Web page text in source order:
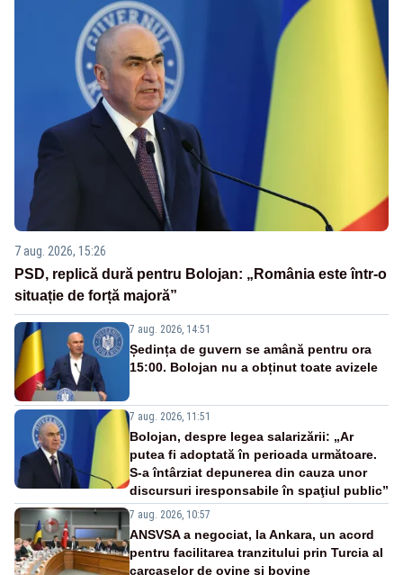
7 aug. 2026, 15:26
PSD, replică dură pentru Bolojan: „România este într-o
situație de forță majoră”
7 aug. 2026, 14:51
Ședința de guvern se amână pentru ora
15:00. Bolojan nu a obținut toate avizele
7 aug. 2026, 11:51
Bolojan, despre legea salarizării: „Ar
putea fi adoptată în perioada următoare.
S-a întârziat depunerea din cauza unor
discursuri iresponsabile în spaţiul public”
7 aug. 2026, 10:57
ANSVSA a negociat, la Ankara, un acord
pentru facilitarea tranzitului prin Turcia al
carcaselor de ovine și bovine